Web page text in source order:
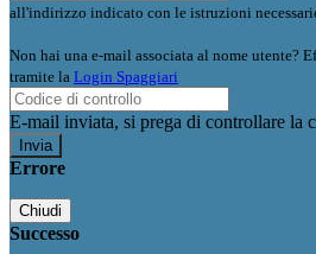
all'indirizzo indicato con le istruzioni
Non hai una e-mail associata al nome utente?
tramite la Login Spaggiari
E-mail inviata, si prega di controllare la
Errore
Chiudi
Successo